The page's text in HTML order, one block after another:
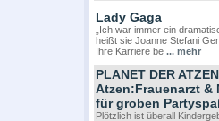
Lady Gaga
„Ich war immer ein
heißt sie Joanne Stefani
Ihre Karriere be ... mehr
PLANET DER
Atzen:Frauenarzt &
für groben
Plötzlich ist überall